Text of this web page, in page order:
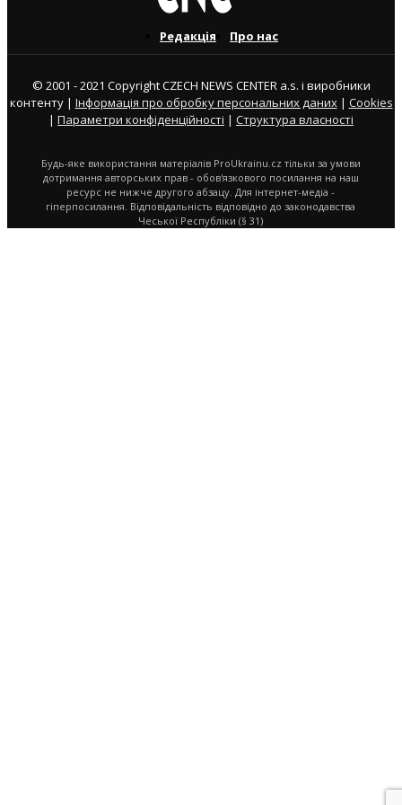
Редакція Про нас
© 2001 - 2021 Copyright CZECH NEWS CENTER a.s. і виробники
контенту | Інформація про обробку персональних даних| Cookies
| Параметри конфіденційності | Структура власності
Будь-яке використання матеріалів ProUkrainu.cz тільки за умови
дотримання авторських прав - обов'язкового посилання на наш
ресурс не нижче другого абзацу. Для інтернет-медіа -
гіперпосилання. Відповідальність відповідно до законодавства
Чеської Республіки (§ 31)